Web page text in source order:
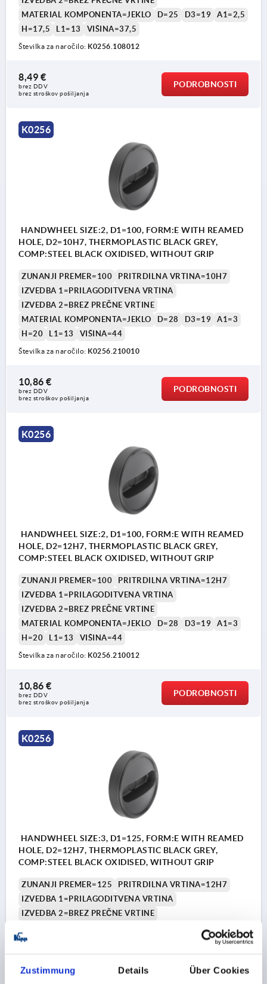
Zustimmung Details Über Cookies
MATERIAL KOMPONENTA=JEKLO
D=25 D3=19
A1=2,5
H=17,5
L1=13 VIŠINA=37,5
Številka za naročilo: K0256.108012
8,49 €
brez DDV
brez stroškov pošiljanja
PODROBNOSTI
K0256
HANDWHEEL SIZE:2, D1=100, FORM:E WITH REAMED
HOLE, D2=10H7, THERMOPLASTIC BLACK GREY,
COMP:STEEL BLACK OXIDISED, WITHOUT GRIP
ZUNANJI PREMER=100
PRITRDILNA VRTINA=10H7
IZVEDBA 1=PRILAGODITVENA VRTINA
IZVEDBA 2=BREZ PREČNE VRTINE
MATERIAL KOMPONENTA=JEKLO
D=28 D3=19
A1=3
H=20
L1=13 VIŠINA=44
Številka za naročilo: K0256.210010
10,86 €
brez DDV
brez stroškov pošiljanja
PODROBNOSTI
K0256
HANDWHEEL SIZE:2, D1=100, FORM:E WITH REAMED
HOLE, D2=12H7, THERMOPLASTIC BLACK GREY,
COMP:STEEL BLACK OXIDISED, WITHOUT GRIP
ZUNANJI PREMER=100
PRITRDILNA VRTINA=12H7
IZVEDBA 1=PRILAGODITVENA VRTINA
IZVEDBA 2=BREZ PREČNE VRTINE
MATERIAL KOMPONENTA=JEKLO
D=28 D3=19
A1=3
H=20
L1=13 VIŠINA=44
Številka za naročilo: K0256.210012
10,86 €
brez DDV
brez stroškov pošiljanja
PODROBNOSTI
K0256
HANDWHEEL SIZE:3, D1=125, FORM:E WITH REAMED
HOLE, D2=12H7, THERMOPLASTIC BLACK GREY,
COMP:STEEL BLACK OXIDISED, WITHOUT GRIP
ZUNANJI PREMER=125
PRITRDILNA VRTINA=12H7
IZVEDBA 1=PRILAGODITVENA VRTINA
IZVEDBA 2=BREZ PREČNE VRTINE
D3=25
A1=4
H=23,5